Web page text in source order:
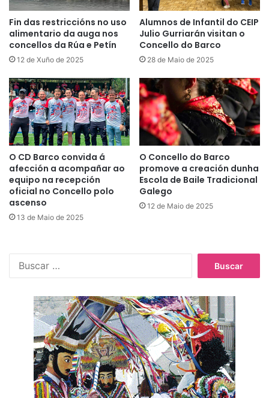
Fin das restriccións no uso
alimentario da auga nos
concellos da Rúa e Petín
12 de Xuño de 2025
Alumnos de Infantil do CEIP
Julio Gurriarán visitan o
Concello do Barco
28 de Maio de 2025
O CD Barco convida á
afección a acompañar ao
equipo na recepción
oficial no Concello polo
ascenso
13 de Maio de 2025
O Concello do Barco
promove a creación dunha
Escola de Baile Tradicional
Galego
12 de Maio de 2025
c
a
r
: